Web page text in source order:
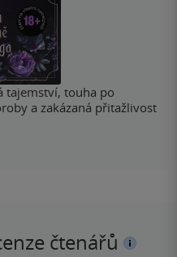
tajemství, touha po
a zakázaná přitažlivost
čtenářů